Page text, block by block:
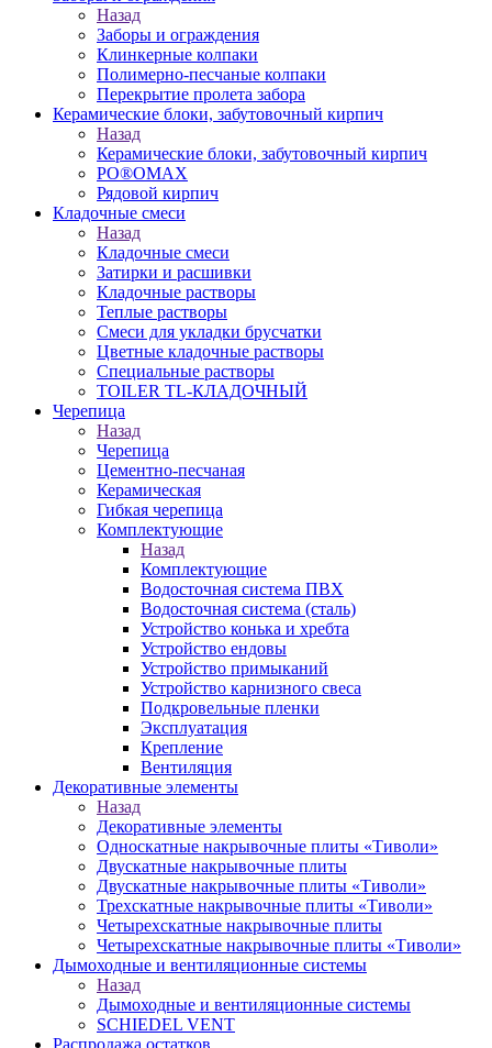
Назад
Заборы и ограждения
Клинкерные колпаки
Полимерно-песчаные колпаки
Перекрытие пролета забора
Керамические блоки, забутовочный кирпич
Назад
Керамические блоки, забутовочный кирпич
PO®OMAX
Рядовой кирпич
Кладочные смеси
Назад
Кладочные смеси
Затирки и расшивки
Кладочные растворы
Теплые растворы
Смеси для укладки брусчатки
Цветные кладочные растворы
Специальные растворы
TOILER TL-КЛАДОЧНЫЙ
Черепица
Назад
Черепица
Цементно-песчаная
Керамическая
Гибкая черепица
Комплектующие
Назад
Комплектующие
Водосточная система ПВХ
Водосточная система (сталь)
Устройство конька и хребта
Устройство ендовы
Устройство примыканий
Устройство карнизного свеса
Подкровельные пленки
Эксплуатация
Крепление
Вентиляция
Декоративные элементы
Назад
Декоративные элементы
Односкатные накрывочные плиты «Тиволи»
Двускатные накрывочные плиты
Двускатные накрывочные плиты «Тиволи»
Трехскатные накрывочные плиты «Тиволи»
Четырехскатные накрывочные плиты
Четырехскатные накрывочные плиты «Тиволи»
Дымоходные и вентиляционные системы
Назад
Дымоходные и вентиляционные системы
SCHIEDEL VENT
Распродажа остатков